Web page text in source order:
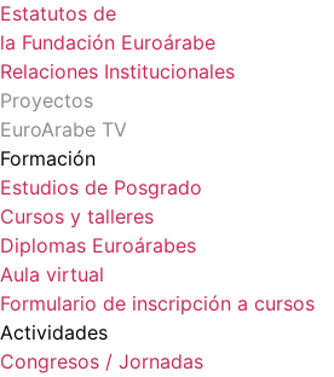
Estatutos de
la Fundación Euroárabe
Relaciones Institucionales
Proyectos
EuroArabe TV
Formación
Estudios de Posgrado
Cursos y talleres
Diplomas Euroárabes
Aula virtual
Formulario de inscripción a cursos
Actividades
Congresos / Jornadas